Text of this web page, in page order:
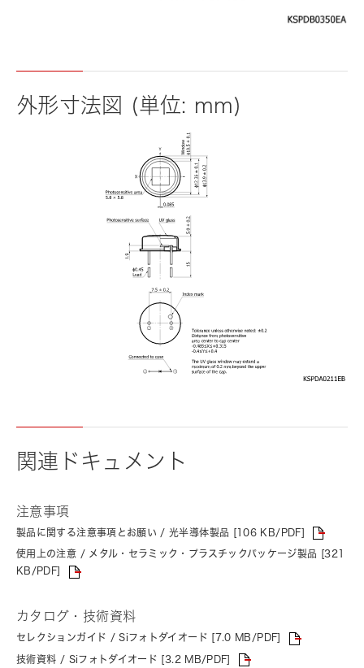
外形寸法図 (単位: mm)
関連ドキュメント
注意事項
製品に関する注意事項とお願い / 光半導体製品 [106 KB/PDF]
使用上の注意 / メタル・セラミック・プラスチックパッケージ製品 [321
KB/PDF]
カタログ・技術資料
セレクションガイド / Siフォトダイオード [7.0 MB/PDF]
技術資料 / Siフォトダイオード [3.2 MB/PDF]